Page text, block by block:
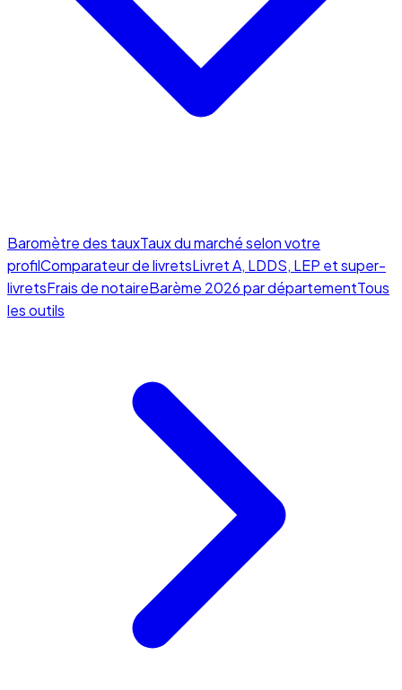
Baromètre des tauxTaux du marché selon votre
profilComparateur de livretsLivret A, LDDS, LEP et super-
livretsFrais de notaireBarème 2026 par départementTous
les outils